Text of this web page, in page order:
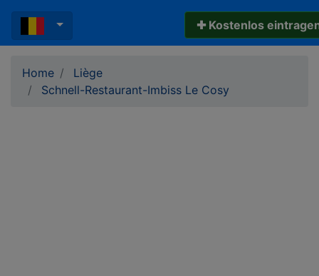
✚ Kostenlos
Home
Liège
Schnell-Restaurant-Imbiss Le Cosy